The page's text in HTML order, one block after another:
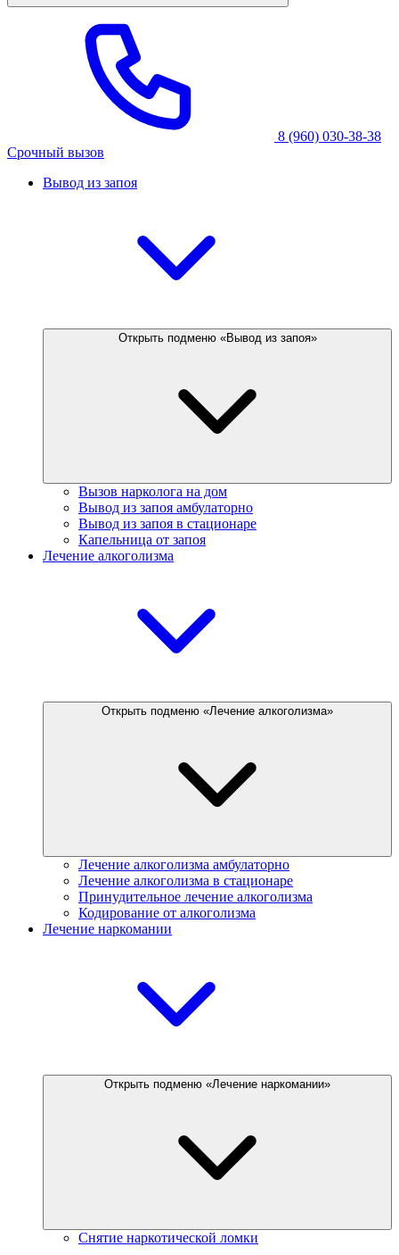
8 (960) 030-38-38
Срочный вызов
Вывод из запоя
Открыть подменю «Вывод из запоя»
Вызов нарколога на дом
Вывод из запоя амбулаторно
Вывод из запоя в стационаре
Капельница от запоя
Лечение алкоголизма
Открыть подменю «Лечение алкоголизма»
Лечение алкоголизма амбулаторно
Лечение алкоголизма в стационаре
Принудительное лечение алкоголизма
Кодирование от алкоголизма
Лечение наркомании
Открыть подменю «Лечение наркомании»
Снятие наркотической ломки